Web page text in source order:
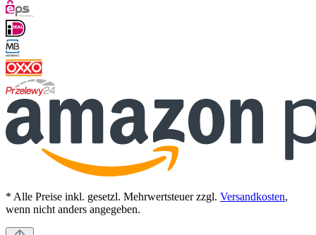
* Alle Preise inkl. gesetzl. Mehrwertsteuer zzgl. Versandkosten,
wenn nicht anders angegeben.